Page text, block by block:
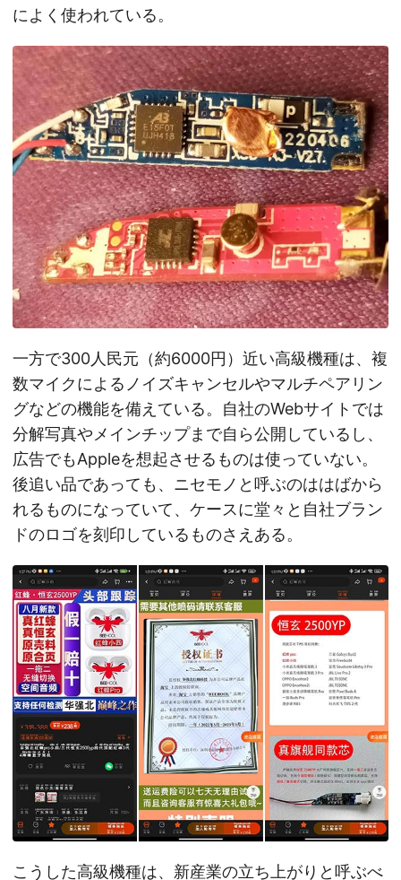
によく使われている。
一方で300人民元（約6000円）近い高級機種は、複
数マイクによるノイズキャンセルやマルチペアリン
グなどの機能を備えている。自社のWebサイトでは
分解写真やメインチップまで自ら公開しているし、
広告でもAppleを想起させるものは使っていない。
後追い品であっても、ニセモノと呼ぶのははばから
れるものになっていて、ケースに堂々と自社ブラン
ドのロゴを刻印しているものさえある。
こうした高級機種は、新産業の立ち上がりと呼ぶべ